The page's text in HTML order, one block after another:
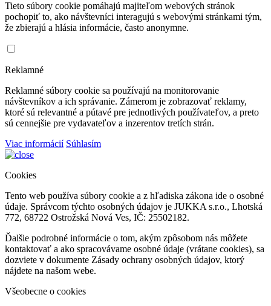
Tieto súbory cookie pomáhajú majiteľom webových stránok
pochopiť to, ako návštevníci interagujú s webovými stránkami tým,
že zbierajú a hlásia informácie, často anonymne.
Reklamné
Reklamné súbory cookie sa používajú na monitorovanie
návštevníkov a ich správanie. Zámerom je zobrazovať reklamy,
ktoré sú relevantné a pútavé pre jednotlivých používateľov, a preto
sú cennejšie pre vydavateľov a inzerentov tretích strán.
Viac informácií Súhlasím
Cookies
Tento web používa súbory cookie a z hľadiska zákona ide o osobné
údaje. Správcom týchto osobných údajov je JUKKA s.r.o., Lhotská
772, 68722 Ostrožská Nová Ves, IČ: 25502182.
Ďalšie podrobné informácie o tom, akým zpôsobom nás môžete
kontaktovať a ako spracovávame osobné údaje (vrátane cookies), sa
dozviete v dokumente Zásady ochrany osobných údajov, ktorý
nájdete na našom webe.
Všeobecne o cookies